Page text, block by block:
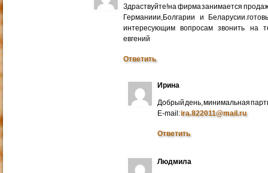
Здраствуйте!на фирма занимается
Германиии,Болгарии и
интересующим вопросам звонить на
евгений
Ответить
Ирина
Добрый день, минимальная
E-mail:ira.822011@mail.ru
Ответить
Людмила